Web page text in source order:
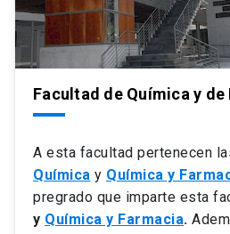
Facultad de Química y de
A esta facultad pertenecen
Química y Química y
pregrado que imparte esta
y Química y Farmacia.